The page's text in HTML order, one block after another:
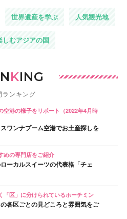
世界遺産を学ぶ 人気観光地
しむアジアの国
KING
ランキング
空港の様子をリポート（2022年4月時
ワンナプーム空港でお土産探しを
めの専門店をご紹介
ーカルスイーツの代表格「チェ
「区」に分けられているホーチミン
各区ごとの見どころと雰囲気をご